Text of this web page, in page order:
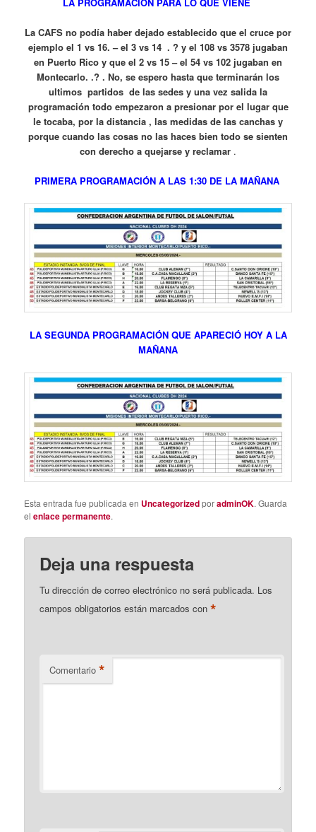
La CAFS no podía haber dejado establecido que el cruce por
ejemplo el 1 vs 16. – el 3 vs 14 . ? y el 108 vs 3578 jugaban
en Puerto Rico y que el 2 vs 15 – el 54 vs 102 jugaban en
Montecarlo. .? . No, se espero hasta que terminarán los
ultimos partidos de las sedes y una vez salida la
programación todo empezaron a presionar por el lugar que
le tocaba, por la distancia , las medidas de las canchas y
porque cuando las cosas no las haces bien todo se sienten
con derecho a quejarse y reclamar .
PRIMERA PROGRAMACIÓN A LAS 1:30 DE LA MAÑANA
LA SEGUNDA PROGRAMACIÓN QUE APARECIÓ HOY A LA
MAÑANA
Esta entrada fue publicada en UncategorizedporadminOK. Guarda
elenlace permanente.
Deja una respuesta
Tu dirección de correo electrónico no será publicada. Los
campos obligatorios están marcados con*
Comentario *